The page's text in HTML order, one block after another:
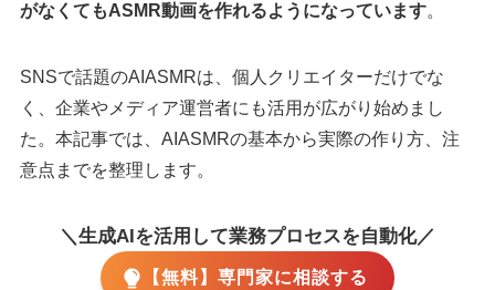
がなくてもASMR動画を作れるようになっています。
SNSで話題のAIASMRは、個人クリエイターだけでな
く、企業やメディア運営者にも活用が広がり始めまし
た。本記事では、AIASMRの基本から実際の作り方、注
意点までを整理します。
＼生成AIを活用して業務プロセスを自動化／
【無料】専門家に相談する